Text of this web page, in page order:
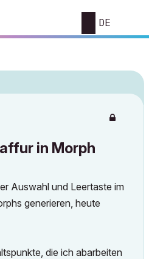
DE
in Morph
Auswahl und Leertaste im
generieren, heute
die ich abarbeiten